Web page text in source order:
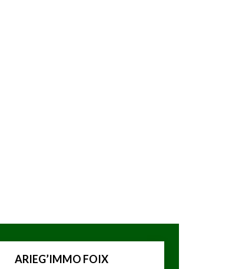
ARIEG’IMMO FOIX